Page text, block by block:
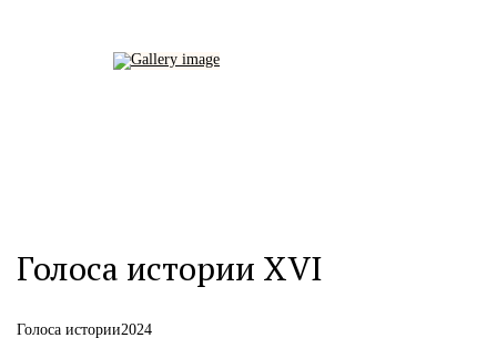
Голоса истории XVI
Голоса истории2024